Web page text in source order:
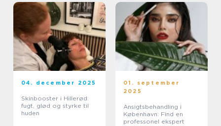
04. december 2025
Skinbooster i Hillerød:
fugt, glød og styrke til
huden
01. september
2025
Ansigtsbehandling i
København: Find en
professonel ekspert